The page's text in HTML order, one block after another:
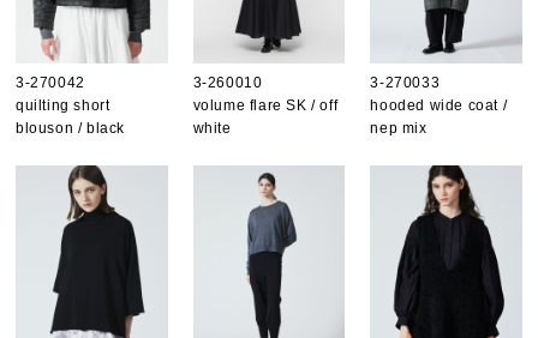
3-270042
quilting short
blouson / black
3-260010
volume flare SK / off
white
3-270033
hooded wide coat /
nep mix